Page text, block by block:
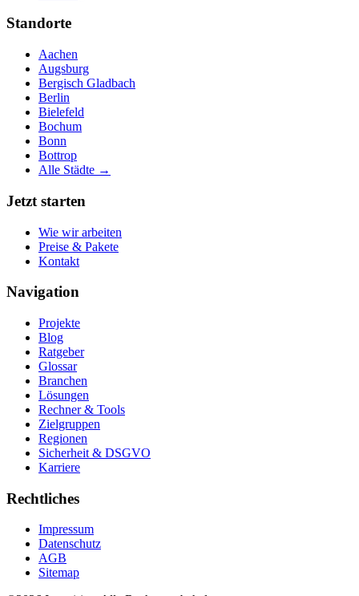
Standorte
Aachen
Augsburg
Bergisch Gladbach
Berlin
Bielefeld
Bochum
Bonn
Bottrop
Alle Städte →
Jetzt starten
Wie wir arbeiten
Preise & Pakete
Kontakt
Navigation
Projekte
Blog
Ratgeber
Glossar
Branchen
Lösungen
Rechner & Tools
Zielgruppen
Regionen
Sicherheit & DSGVO
Karriere
Rechtliches
Impressum
Datenschutz
AGB
Sitemap